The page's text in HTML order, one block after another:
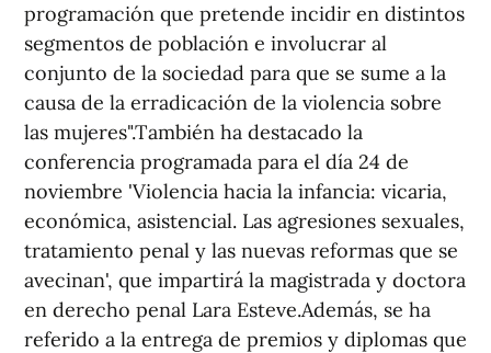
programación que pretende incidir en distintos
segmentos de población e involucrar al
conjunto de la sociedad para que se sume a la
causa de la erradicación de la violencia sobre
las mujeres".También ha destacado la
conferencia programada para el día 24 de
noviembre 'Violencia hacia la infancia: vicaria,
económica, asistencial. Las agresiones sexuales,
tratamiento penal y las nuevas reformas que se
avecinan', que impartirá la magistrada y doctora
en derecho penal Lara Esteve.Además, se ha
referido a la entrega de premios y diplomas que